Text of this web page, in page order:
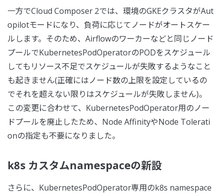
一方でCloud Composer 2では、環境のGKEクラスタがAut
opilotモードになり、負荷に応じてノードがオートスケー
ルします。そのため、Airflowのワーカーなどと同じノード
プールでKubernetesPodOperatorのPODをスケジュール
してもリソース不足でスケジュールが失敗するようなこと
も起きません(正確にはノード数の上限を設定しているの
でそれを超えない限りはスケジュールが失敗しません)。
この変更に合わせて、KubernetesPodOperator用のノー
ドプールを廃止したため、Node AffinityやNode Tolerati
onの指定も不要になりました。
k8s カスタムnamespaceの新設
さらに、KubernetesPodOperator専用のk8s namespace